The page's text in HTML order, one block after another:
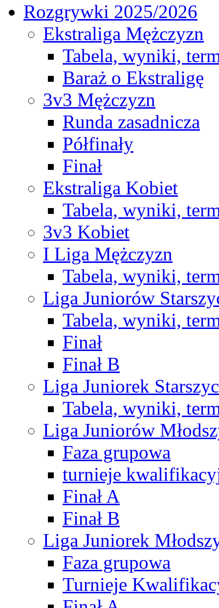
Rozgrywki 2025/2026
Ekstraliga Mężczyzn
Tabela, wyniki,
Baraż o Ekstraligę
3v3 Mężczyzn
Runda zasadnicza
Półfinały
Finał
Ekstraliga Kobiet
Tabela, wyniki,
3v3 Kobiet
I Liga Mężczyzn
Tabela, wyniki,
Liga Juniorów
Tabela, wyniki,
Finał
Finał B
Liga Juniorek
Tabela, wyniki,
Liga Juniorów
Faza grupowa
turnieje
Finał A
Finał B
Liga Juniorek
Faza grupowa
Turnieje